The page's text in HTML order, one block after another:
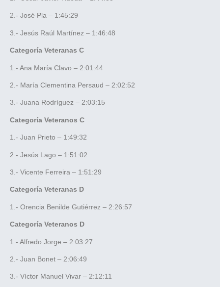
2.- José Pla – 1:45:29
3.- Jesús Raúl Martínez – 1:46:48
Categoría Veteranas C
1.- Ana María Clavo – 2:01:44
2.- María Clementina Persaud – 2:02:52
3.- Juana Rodríguez – 2:03:15
Categoría Veteranos C
1.- Juan Prieto – 1:49:32
2.- Jesús Lago – 1:51:02
3.- Vicente Ferreira – 1:51:29
Categoría Veteranas D
1.- Orencia Benilde Gutiérrez – 2:26:57
Categoría Veteranos D
1.- Alfredo Jorge – 2:03:27
2.- Juan Bonet – 2:06:49
3.- Víctor Manuel Vivar – 2:12:11